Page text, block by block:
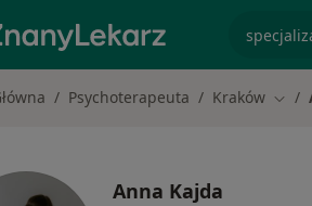
Psychoterapeuta Kraków
Anna Kajda